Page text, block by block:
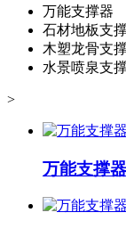
万能支撑器
石材地板支
木塑龙骨支
水景喷泉支
>
万能支撑